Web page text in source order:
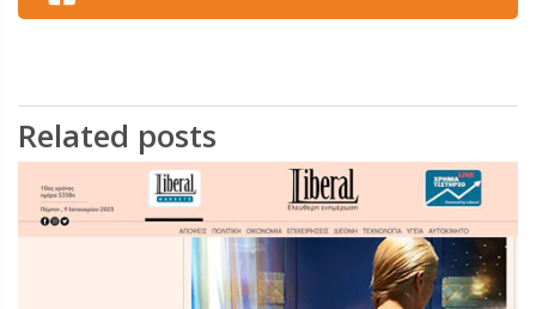
Related posts